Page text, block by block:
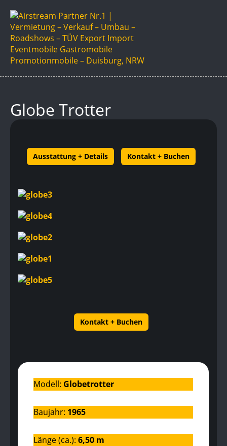
Globe Trotter
Ausstattung + Details Kontakt + Buchen
Kontakt + Buchen
Modell: Globetrotter
Baujahr: 1965
Länge (ca.): 6,50 m